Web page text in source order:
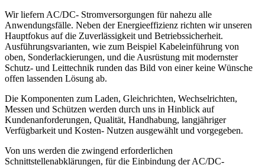
Wir liefern AC/DC- Stromversorgungen für nahezu alle
Anwendungsfälle. Neben der Energieeffizienz richten wir unseren
Hauptfokus auf die Zuverlässigkeit und Betriebssicherheit.
Ausführungsvarianten, wie zum Beispiel Kabeleinführung von
oben, Sonderlackierungen, und die Ausrüstung mit modernster
Schutz- und Leittechnik runden das Bild von einer keine Wünsche
offen lassenden Lösung ab.
Die Komponenten zum Laden, Gleichrichten, Wechselrichten,
Messen und Schützen werden durch uns in Hinblick auf
Kundenanforderungen, Qualität, Handhabung, langjähriger
Verfügbarkeit und Kosten- Nutzen ausgewählt und vorgegeben.
Von uns werden die zwingend erforderlichen
Schnittstellenabklärungen, für die Einbindung der AC/DC-